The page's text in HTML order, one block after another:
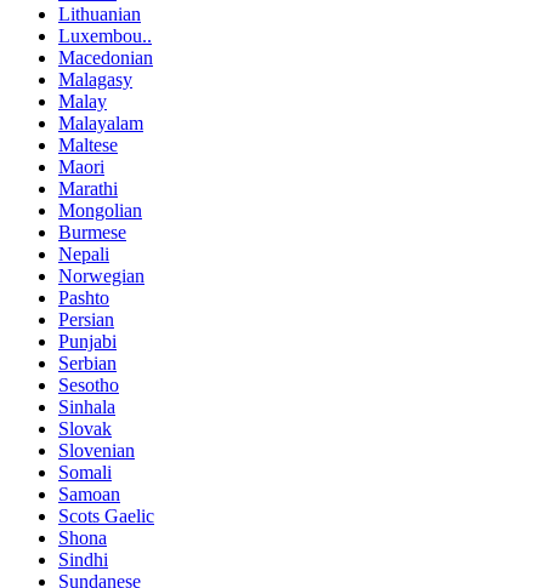
Lithuanian
Luxembou..
Macedonian
Malagasy
Malay
Malayalam
Maltese
Maori
Marathi
Mongolian
Burmese
Nepali
Norwegian
Pashto
Persian
Punjabi
Serbian
Sesotho
Sinhala
Slovak
Slovenian
Somali
Samoan
Scots Gaelic
Shona
Sindhi
Sundanese